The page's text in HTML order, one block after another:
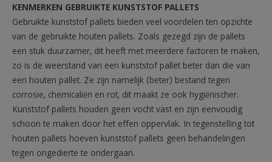
KENMERKEN GEBRUIKTE KUNSTSTOF PALLETS
Gebruikte kunststof pallets bieden veel voordelen ten opzichte
van de gebruikte houten pallets. Zoals gezegd zijn de pallets
een stuk duurzamer, dit heeft met meerdere factoren te maken,
zo is de weerstand van een kunststof pallet beter dan die van
een houten pallet. Ze zijn namelijk (beter) bestand tegen
corrosie, chemicaliën en rot, dit maakt ze ook hygiënischer.
Kunststof pallets houden geen vocht vast en zijn eenvoudig
schoon te maken door het effen oppervlak. In tegenstelling tot
houten pallets hoeven kunststof pallets geen behandelingen
tegen ongedierte te ondergaan.